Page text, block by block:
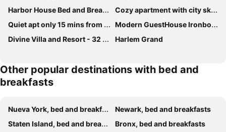
Harbor House Bed and Breakfast
Cozy apartment with city skyline. Easy commute midtown Manhattan.
Quiet apt only 15 mins from Midtown NYC
Modern GuestHouse Ironbound Newark with KITCHEN-FastTrainToNYC-OneStopToAirport
Divine Villa and Resort - 32 Evergreen
Harlem Grand
Other popular destinations with bed and
breakfasts
Nueva York, bed and breakfasts
Newark, bed and breakfasts
Staten Island, bed and breakfasts
Bronx, bed and breakfasts